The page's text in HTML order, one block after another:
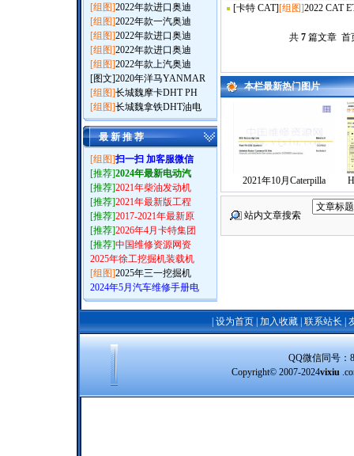
[组图]2022年款进口奥迪
[组图]2022年款一汽奥迪
[组图]2022年款进口奥迪
[组图]2022年款进口奥迪
[组图]2022年款上汽奥迪
[图文]2020年洋马YANMAR
[组图]长城魏摩卡DHT PH
[组图]长城魏拿铁DHT油电
最 新 推 荐
[组图]扫一扫 加客服微信
[推荐]2024年最新电动汽
[推荐]2021年柴油发动机
[推荐]2021年最新版工程
[推荐]2017-2021年最新原
[推荐]2026年4月卡特集团
[推荐]中国维修资源网资
2025年徐工挖掘机装载机
[组图]2025年三一挖掘机
2024年5月汽车维修手册电
[卡特 CAT][组图]2022 CAT
共 7篇文章 首
本栏最新热门图片
2021年10月Caterpilla
站内文章搜索
设为首页| 加入收藏| 联系站长
QQ微信同号：
Copyright© 2007-2024vixiu